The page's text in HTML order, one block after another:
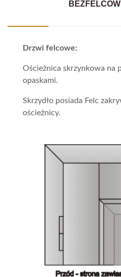
Drzwi felcowe:
Ościeżnica skrzynkowa na
opaskami.
Skrzydło posiada Felc
ościeżnicy.